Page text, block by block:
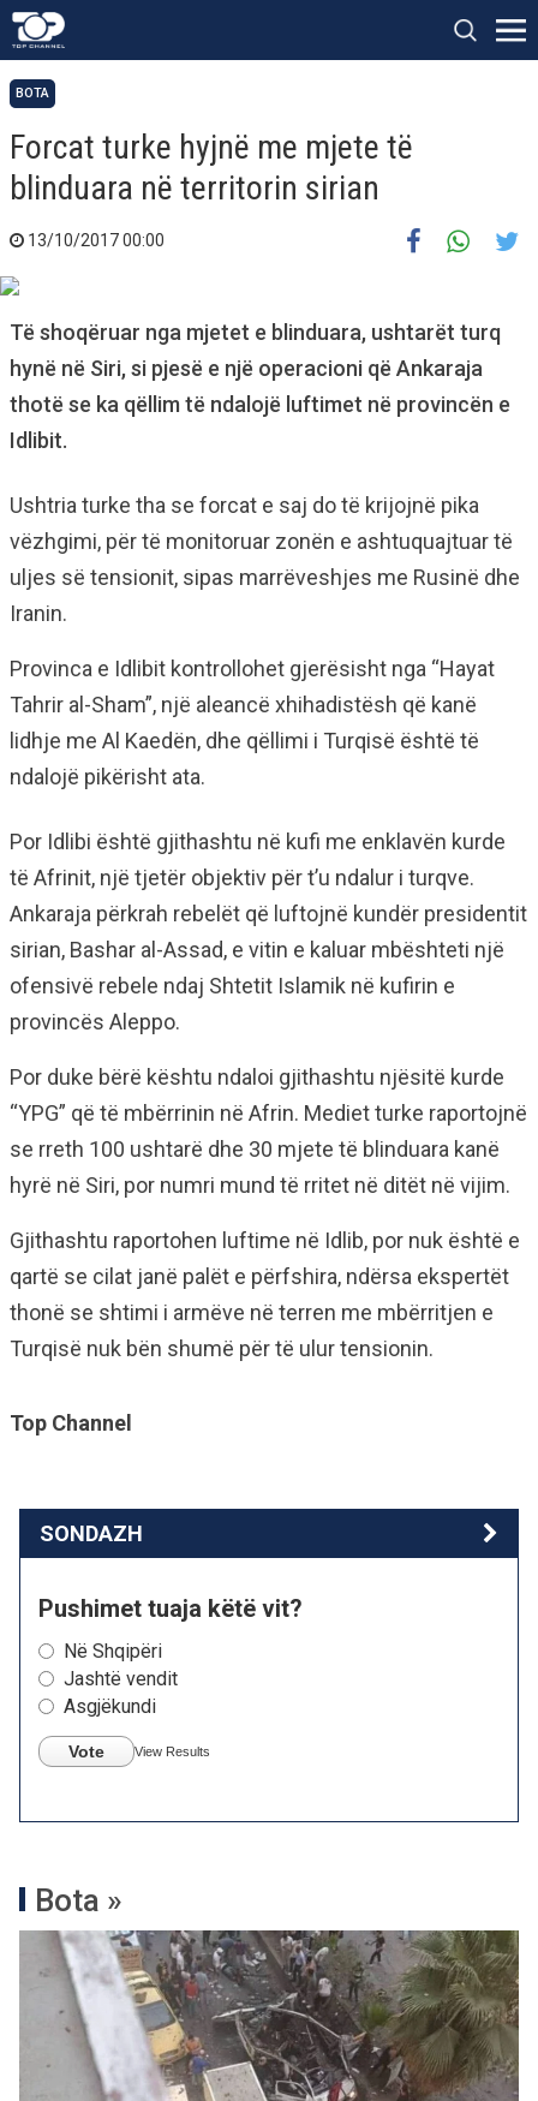
BOTA
Forcat turke hyjnë me mjete të
blinduara në territorin sirian
13/10/2017 00:00
Të shoqëruar nga mjetet e blinduara, ushtarët turq
hynë në Siri, si pjesë e një operacioni që Ankaraja
thotë se ka qëllim të ndalojë luftimet në provincën e
Idlibit.
Ushtria turke tha se forcat e saj do të krijojnë pika
vëzhgimi, për të monitoruar zonën e ashtuquajtuar të
uljes së tensionit, sipas marrëveshjes me Rusinë dhe
Iranin.
Provinca e Idlibit kontrollohet gjerësisht nga “Hayat
Tahrir al-Sham”, një aleancë xhihadistësh që kanë
lidhje me Al Kaedën, dhe qëllimi i Turqisë është të
ndalojë pikërisht ata.
Por Idlibi është gjithashtu në kufi me enklavën kurde
të Afrinit, një tjetër objektiv për t’u ndalur i turqve.
Ankaraja përkrah rebelët që luftojnë kundër presidentit
sirian, Bashar al-Assad, e vitin e kaluar mbështeti një
ofensivë rebele ndaj Shtetit Islamik në kufirin e
provincës Aleppo.
Por duke bërë kështu ndaloi gjithashtu njësitë kurde
“YPG” që të mbërrinin në Afrin. Mediet turke raportojnë
se rreth 100 ushtarë dhe 30 mjete të blinduara kanë
hyrë në Siri, por numri mund të rritet në ditët në vijim.
Gjithashtu raportohen luftime në Idlib, por nuk është e
qartë se cilat janë palët e përfshira, ndërsa ekspertët
thonë se shtimi i armëve në terren me mbërritjen e
Turqisë nuk bën shumë për të ulur tensionin.
Top Channel
SONDAZH
Pushimet tuaja këtë vit?
Në Shqipëri
Jashtë vendit
Asgjëkundi
Vote View Results
Bota »